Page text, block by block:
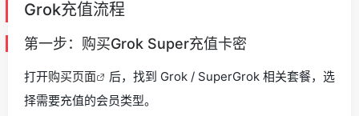
Grok充值流程
第一步：购买Grok Super充值卡密
打开购买页面
后，找到 Grok / SuperGrok 相关套餐，选
择需要充值的会员类型。